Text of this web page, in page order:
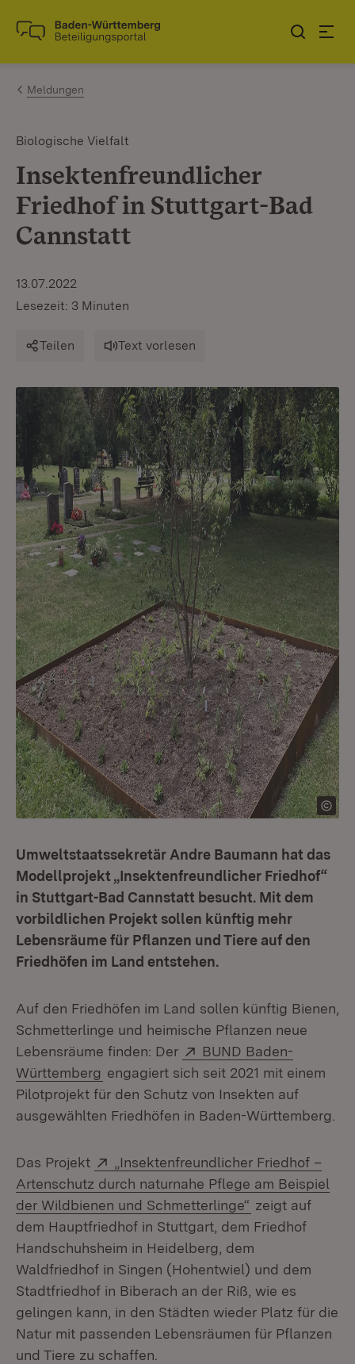
Zum Inhalt springen
Link zur Startseite
Meldungen
Biologische Vielfalt
Insektenfreundlicher
Friedhof in Stuttgart-Bad
Cannstatt
13.07.2022
Lesezeit: 3 Minuten
Teilen Text vorlesen
Umweltstaatssekretär Andre Baumann hat das
Modellprojekt „Insektenfreundlicher Friedhof“
in Stuttgart-Bad Cannstatt besucht. Mit dem
vorbildlichen Projekt sollen künftig mehr
Lebensräume für Pflanzen und Tiere auf den
Friedhöfen im Land entstehen.
Auf den Friedhöfen im Land sollen künftig Bienen,
Schmetterlinge und heimische Pflanzen neue
Lebensräume finden: Der
Extern:
BUND Baden-
Württemberg (Öffnet in neuem Fenster)
engagiert sich seit 2021 mit einem
Pilotprojekt für den Schutz von Insekten auf
ausgewählten Friedhöfen in Baden-Württemberg.
Das Projekt Extern:
„Insektenfreundlicher Friedhof –
Artenschutz durch naturnahe Pflege am Beispiel
der Wildbienen und Schmetterlinge“ (Öffnet in
zeigt auf
dem Hauptfriedhof in Stuttgart, dem Friedhof
Handschuhsheim in Heidelberg, dem
Waldfriedhof in Singen (Hohentwiel) und dem
Stadtfriedhof in Biberach an der Riß, wie es
gelingen kann, in den Städten wieder Platz für die
Natur mit passenden Lebensräumen für Pflanzen
und Tiere zu schaffen.